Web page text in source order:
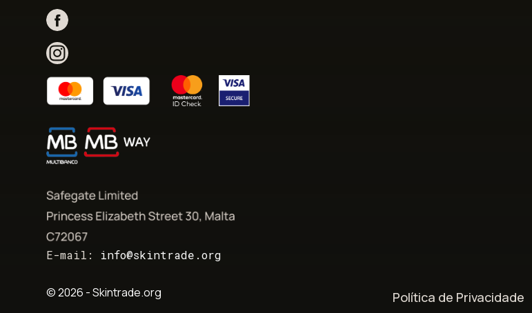
E-mail: info@skintrade.org
© 2026 - Skintrade.org Política de Privacidade